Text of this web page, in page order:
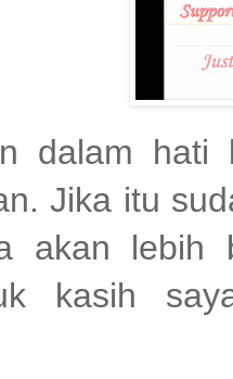
dalam
Jika itu
akan lebih
kasih